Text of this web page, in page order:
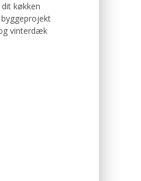
køkken
vinterdæk